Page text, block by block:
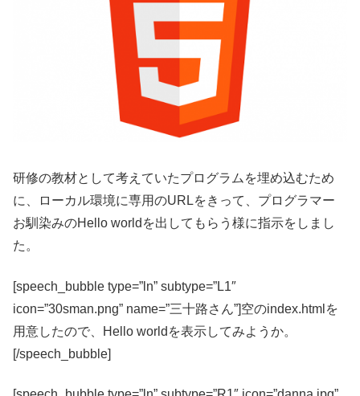
研修の教材として考えていたプログラムを埋め込むため
に、ローカル環境に専用のURLをきって、プログラマー
お馴染みのHello worldを出してもらう様に指示をしまし
た。
[speech_bubble type=”ln” subtype=”L1″
icon=”30sman.png” name=”三十路さん”]空のindex.htmlを
用意したので、Hello worldを表示してみようか。
[/speech_bubble]